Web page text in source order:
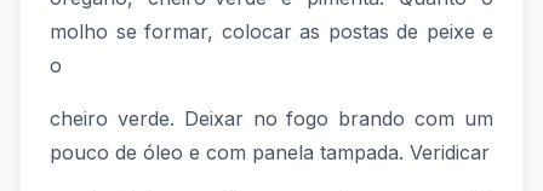
molho se formar, colocar as postas de peixe e
o
cheiro verde. Deixar no fogo brando com um
pouco de óleo e com panela tampada. Veridicar